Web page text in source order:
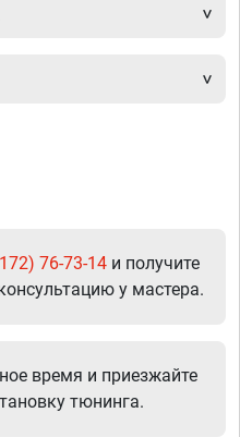
76-73-14 и получите
у мастера.
время и приезжайте
тюнинга.